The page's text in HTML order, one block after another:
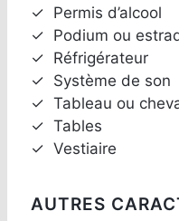
✓ Permis d’alcool
✓ Podium ou
✓ Réfrigérateur
✓ Système de son
✓ Tableau ou
✓ Tables
✓ Vestiaire
AUTRES